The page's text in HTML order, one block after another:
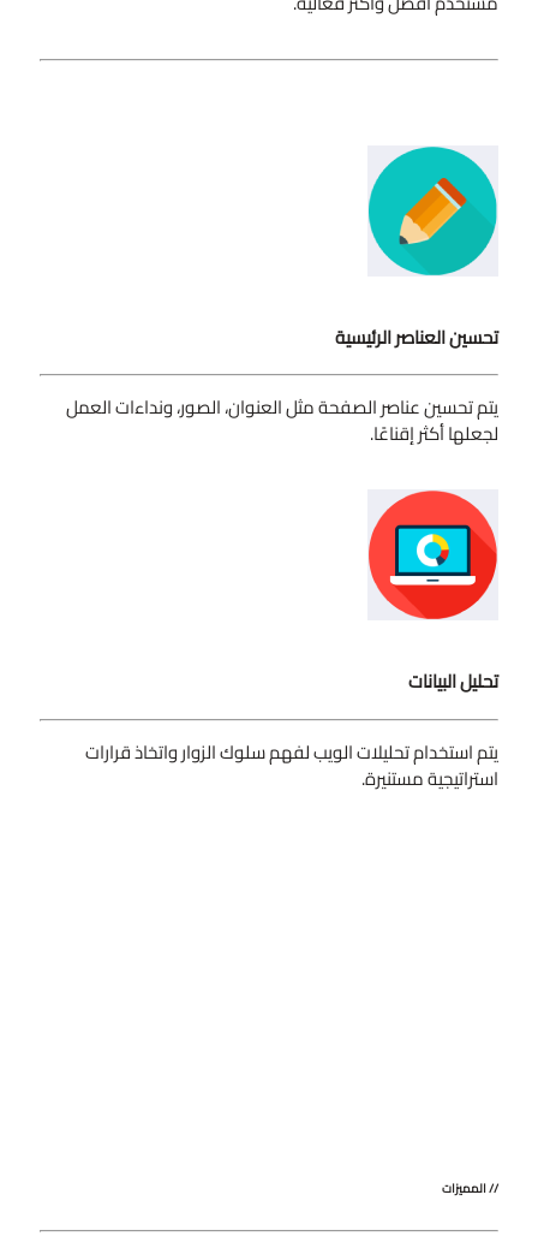
تحسين العناصر الرئيسية
يتم تحسين عناصر الصفحة مثل العنوان، الصور، ونداءات العمل
لجعلها أكثر إقناعًا.
تحليل البيانات
يتم استخدام تحليلات الويب لفهم سلوك الزوار واتخاذ قرارات
استراتيجية مستنيرة.
// المميزات